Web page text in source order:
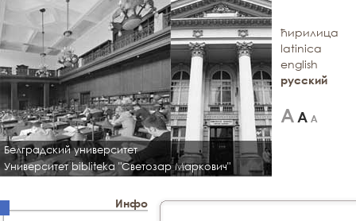
Белградский университет
Университет bibliteka "Светозар Маркович"
ћирилица
latinica
english
русский
Инфо